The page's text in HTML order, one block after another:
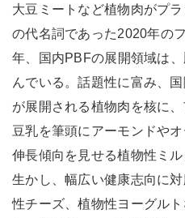
大豆ミートなど植物肉がプ
の代名詞であった2020年の
年、国内PBFの展開領域は
んでいる。話題性に富み、
が展開される植物肉を核に
豆乳を筆頭にアーモンドや
伸長傾向を見せる植物性ミ
生かし、幅広い健康志向に
性チーズ、植物性ヨーグル